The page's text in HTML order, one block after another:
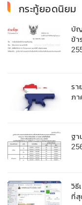
กระทู้ยอดนิยม
บั
ข้
รา
ภา
ฐา
วิธี
ที่